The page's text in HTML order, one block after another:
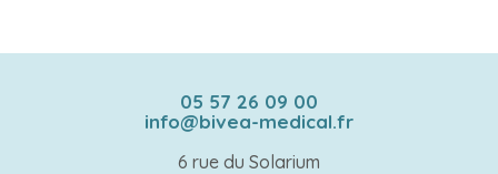
05 57 26 09 00
info@bivea-medical.fr
6 rue du Solarium